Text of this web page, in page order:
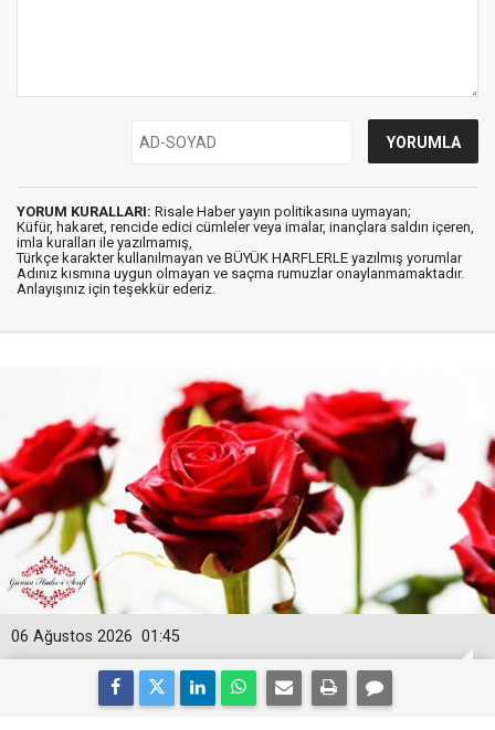
YORUM KURALLARI: Risale Haber yayın politikasına uymayan;
Küfür, hakaret, rencide edici cümleler veya imalar, inançlara saldırı içeren,
imla kuralları ile yazılmamış,
Türkçe karakter kullanılmayan ve BÜYÜK HARFLERLE yazılmış yorumlar
Adınız kısmına uygun olmayan ve saçma rumuzlar onaylanmamaktadır.
Anlayışınız için teşekkür ederiz.
01:45
06 Ağustos 2026